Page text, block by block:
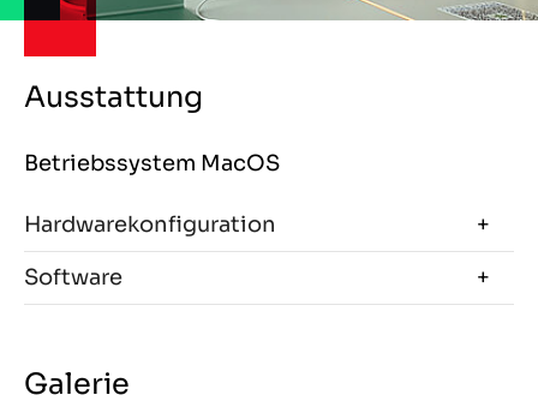
Ausstattung
Betriebssystem MacOS
Hardwarekonfiguration
Software
Galerie